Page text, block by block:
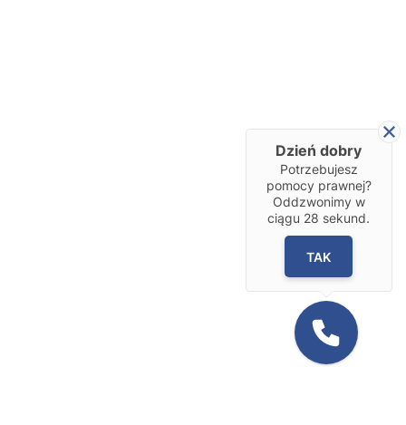
Dzień dobry
Potrzebujesz
pomocy prawnej?
Oddzwonimy w
ciągu 28 sekund.
TAK